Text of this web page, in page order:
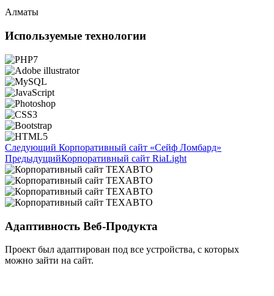
Алматы
Используемые технологии
Следующий Корпоративный сайт «Сейф Ломбард»
ПредыдущийКорпоративный сайт RiaLight
Адаптивность Веб-Продукта
Проект был адаптирован под все устройства, с которых
можно зайти на сайт.